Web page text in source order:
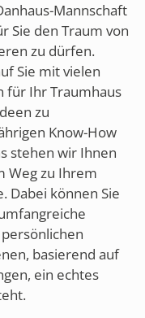
Mannschaft
Sie den Traum von
zu dürfen.
Sie mit vielen
für Ihr Traumhaus
zu
Know-How
stehen wir Ihnen
Weg zu Ihrem
Dabei können Sie
basierend auf
ein echtes